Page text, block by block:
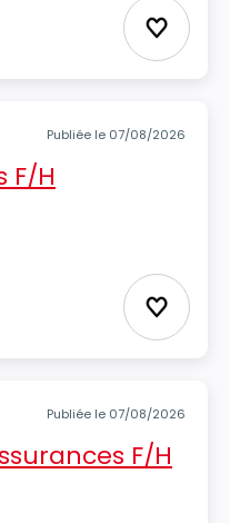
Ajouter
Publiée le 07/08/2026
F/H
Ajouter
Publiée le 07/08/2026
F/H